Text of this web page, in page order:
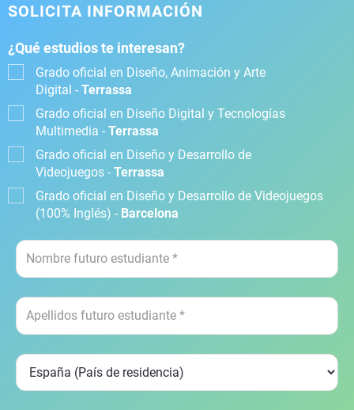
SOLICITA INFORMACIÓN
¿Qué estudios te interesan?
Grado oficial en Diseño, Animación y Arte
Digital - Terrassa
Grado oficial en Diseño Digital y Tecnologías
Multimedia - Terrassa
Grado oficial en Diseño y Desarrollo de
Videojuegos - Terrassa
Grado oficial en Diseño y Desarrollo de Videojuegos
(100% Inglés) - Barcelona